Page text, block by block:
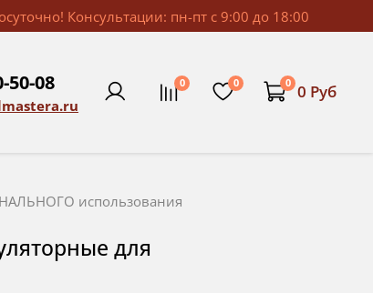
Консультации: пн-пт с 9:00 до 18:00
50-08 0 0 0 0 Руб
использования
для